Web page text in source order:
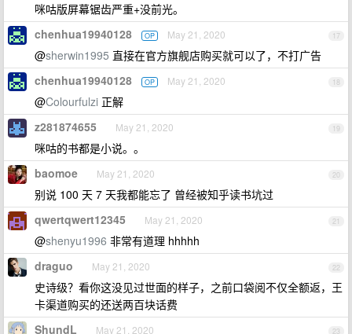
咪咕版屏幕锯齿严重+没前光。
17
chenhua19940128 OP May 21, 2020
@sherwin1995 直接在官方旗舰店购买就可以了，不打广告
18
chenhua19940128 OP May 21, 2020
@Colourfulzi 正解
19
z281874655 May 21, 2020
咪咕的书都是小说。。
20
baomoe May 21, 2020
别说 100 天 7 天我都能忘了 曾经被知乎读书坑过
21
qwertqwert12345 May 21, 2020
@shenyu1996 非常有道理 hhhhh
22
draguo May 21, 2020
史诗级？看你这没见过世面的样子，之前口袋阅不仅全额返，王
卡渠道购买的还送两百块话费
23
ShundL May 21, 2020